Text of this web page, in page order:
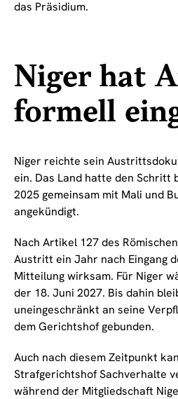
das Präsidium.
Niger hat
formell
Niger reichte sein
ein. Das Land hatte den Schritt
2025 gemeinsam mit Mali und
angekündigt.
Nach Artikel 127 des
Austritt ein Jahr nach Eingang
Mitteilung wirksam. Für Niger
der 18. Juni 2027. Bis dahin
uneingeschränkt an seine
dem Gerichtshof gebunden.
Auch nach diesem Zeitpunkt
Strafgerichtshof Sachverhalte
während der Mitgliedschaft